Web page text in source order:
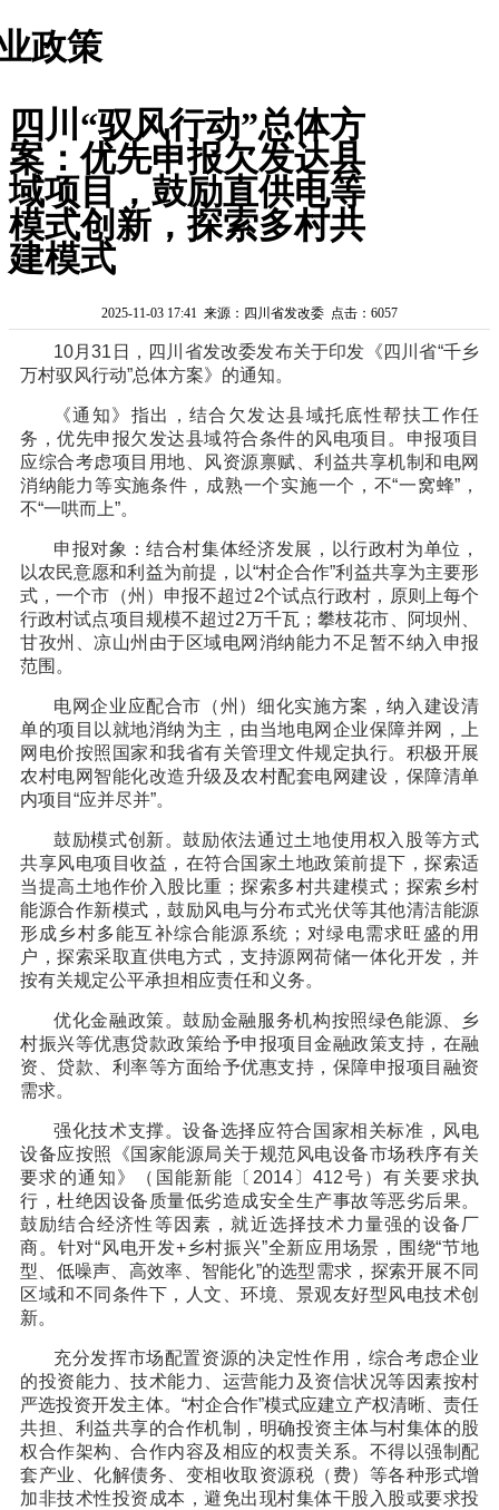
政策
四川“驭风行动”总体方
案：优先申报欠发达县
域项目，鼓励直供电等
模式创新，探索多村共
建模式
2025-11-03 17:41 来源：四川省发改委 点击：6057
10月31日，四川省发改委发布关于印发《四川省“千乡
万村驭风行动”总体方案》的通知。
《通知》指出，结合欠发达县域托底性帮扶工作任
务，优先申报欠发达县域符合条件的风电项目。申报项目
应综合考虑项目用地、风资源禀赋、利益共享机制和电网
消纳能力等实施条件，成熟一个实施一个，不“一窝蜂”，
不“一哄而上”。
申报对象：结合村集体经济发展，以行政村为单位，
以农民意愿和利益为前提，以“村企合作”利益共享为主要形
式，一个市（州）申报不超过2个试点行政村，原则上每个
行政村试点项目规模不超过2万千瓦；攀枝花市、阿坝州、
甘孜州、凉山州由于区域电网消纳能力不足暂不纳入申报
范围。
电网企业应配合市（州）细化实施方案，纳入建设清
单的项目以就地消纳为主，由当地电网企业保障并网，上
网电价按照国家和我省有关管理文件规定执行。积极开展
农村电网智能化改造升级及农村配套电网建设，保障清单
内项目“应并尽并”。
鼓励模式创新。鼓励依法通过土地使用权入股等方式
共享风电项目收益，在符合国家土地政策前提下，探索适
当提高土地作价入股比重；探索多村共建模式；探索乡村
能源合作新模式，鼓励风电与分布式光伏等其他清洁能源
形成乡村多能互补综合能源系统；对绿电需求旺盛的用
户，探索采取直供电方式，支持源网荷储一体化开发，并
按有关规定公平承担相应责任和义务。
优化金融政策。鼓励金融服务机构按照绿色能源、乡
村振兴等优惠贷款政策给予申报项目金融政策支持，在融
资、贷款、利率等方面给予优惠支持，保障申报项目融资
需求。
强化技术支撑。设备选择应符合国家相关标准，风电
设备应按照《国家能源局关于规范风电设备市场秩序有关
要求的通知》（国能新能〔2014〕412号）有关要求执
行，杜绝因设备质量低劣造成安全生产事故等恶劣后果。
鼓励结合经济性等因素，就近选择技术力量强的设备厂
商。针对“风电开发+乡村振兴”全新应用场景，围绕“节地
型、低噪声、高效率、智能化”的选型需求，探索开展不同
区域和不同条件下，人文、环境、景观友好型风电技术创
新。
充分发挥市场配置资源的决定性作用，综合考虑企业
的投资能力、技术能力、运营能力及资信状况等因素按村
严选投资开发主体。“村企合作”模式应建立产权清晰、责任
共担、利益共享的合作机制，明确投资主体与村集体的股
权合作架构、合作内容及相应的权责关系。不得以强制配
套产业、化解债务、变相收取资源税（费）等各种形式增
加非技术性投资成本，避免出现村集体干股入股或要求投